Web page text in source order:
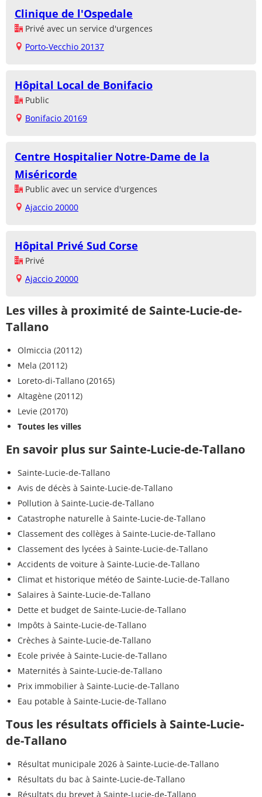
Clinique de l'Ospedale
Privé avec un service d'urgences
Porto-Vecchio 20137
Hôpital Local de Bonifacio
Public
Bonifacio 20169
Centre Hospitalier Notre-Dame de la
Miséricorde
Public avec un service d'urgences
Ajaccio 20000
Hôpital Privé Sud Corse
Privé
Ajaccio 20000
Les villes à proximité de Sainte-Lucie-de-
Tallano
Olmiccia (20112)
Mela (20112)
Loreto-di-Tallano (20165)
Altagène (20112)
Levie (20170)
Toutes les villes
En savoir plus sur Sainte-Lucie-de-Tallano
Sainte-Lucie-de-Tallano
Avis de décès à Sainte-Lucie-de-Tallano
Pollution à Sainte-Lucie-de-Tallano
Catastrophe naturelle à Sainte-Lucie-de-Tallano
Classement des collèges à Sainte-Lucie-de-Tallano
Classement des lycées à Sainte-Lucie-de-Tallano
Accidents de voiture à Sainte-Lucie-de-Tallano
Climat et historique météo de Sainte-Lucie-de-Tallano
Salaires à Sainte-Lucie-de-Tallano
Dette et budget de Sainte-Lucie-de-Tallano
Impôts à Sainte-Lucie-de-Tallano
Crèches à Sainte-Lucie-de-Tallano
Ecole privée à Sainte-Lucie-de-Tallano
Maternités à Sainte-Lucie-de-Tallano
Prix immobilier à Sainte-Lucie-de-Tallano
Eau potable à Sainte-Lucie-de-Tallano
Tous les résultats officiels à Sainte-Lucie-
de-Tallano
Résultat municipale 2026 à Sainte-Lucie-de-Tallano
Résultats du bac à Sainte-Lucie-de-Tallano
Résultats du brevet à Sainte-Lucie-de-Tallano